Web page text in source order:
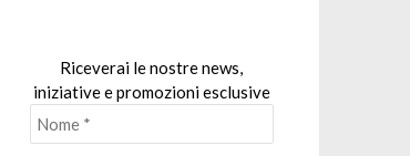
Riceverai le nostre news,
iniziative e promozioni esclusive